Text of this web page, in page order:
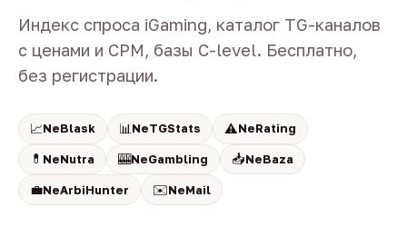
Индекс спроса iGaming, каталог TG-каналов
с ценами и CPM, базы C-level. Бесплатно,
без регистрации.
📈NeBlask 📊 NeTGStats ⚠️NeRating
💊 NeNutra 🎰NeGambling 📥NeBaza
💼NeArbiHunter ✉️NeMail